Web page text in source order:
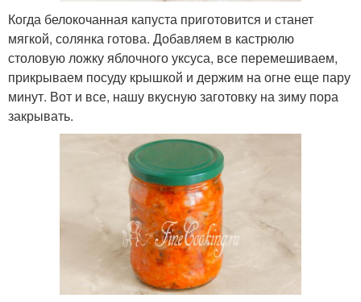
Когда белокочанная капуста приготовится и станет
мягкой, солянка готова. Добавляем в кастрюлю
столовую ложку яблочного уксуса, все перемешиваем,
прикрываем посуду крышкой и держим на огне еще пару
минут. Вот и все, нашу вкусную заготовку на зиму пора
закрывать.